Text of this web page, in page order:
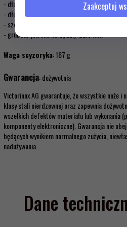
- długość scyzoryka: 130 mm
- długość ostrza: 95 mm
- szerokość (strona oprawy): 33 mm
- grubość (strona narzędzi): 22.5 mm
Waga scyzoryka: 167 g
Gwarancja: dożywotnia
Victorinox AG gwarantuje, że wszystkie noże i
klasy stali nierdzewnej oraz zapewnia
wszelkich defektów materiału lub wykonania
komponenty elektroniczne). Gwarancja nie
będących wynikiem normalnego zużycia,
nadużywania.
Dane
Zaakceptuj